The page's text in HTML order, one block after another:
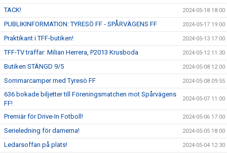
TACK! 2024-05-18 18:00
PUBLIKINFORMATION: TYRESÖ FF - SPÅRVÄGENS FF 2024-05-17 19:00
Praktikant i TFF-butiken! 2024-05-13 17:00
TFF-TV träffar: Milian Herrera, P2013 Krusboda 2024-05-12 11:30
Butiken STÄNGD 9/5 2024-05-08 12:00
Sommarcamper med Tyresö FF 2024-05-08 09:55
636 bokade biljetter till Föreningsmatchen mot Spårvägens
FF!
2024-05-07 11:00
Premiär för Drive-In Fotboll! 2024-05-06 17:00
Serieledning för damerna! 2024-05-05 18:00
Ledarsoffan på plats! 2024-05-04 12:30